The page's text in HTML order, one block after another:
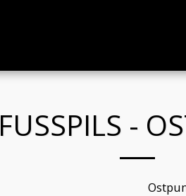
FUSSPILS -